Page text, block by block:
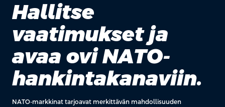
Hallitse
vaatimukset ja
avaa ovi NATO-
hankintakanaviin.
NATO-markkinat tarjoavat merkittävän mahdollisuuden